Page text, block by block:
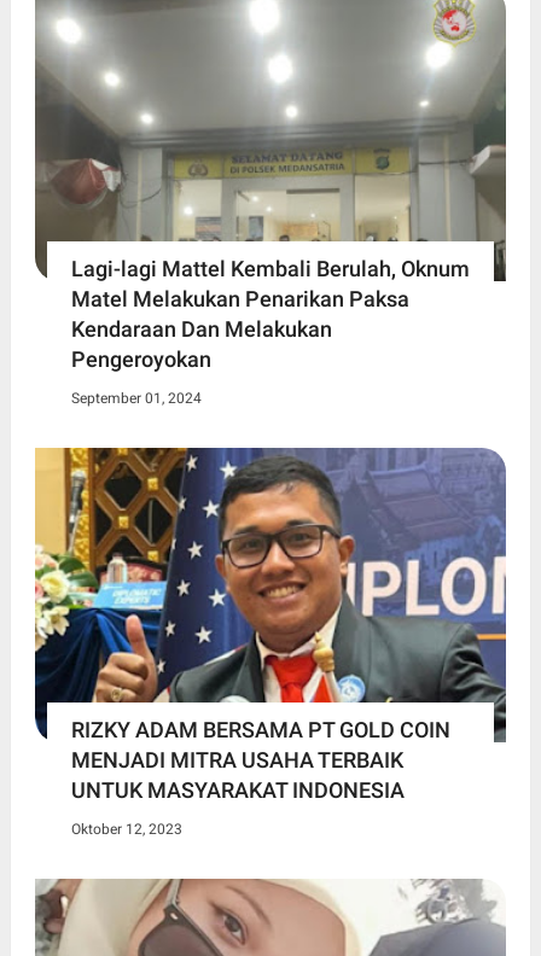
Lagi-lagi Mattel Kembali Berulah, Oknum
Matel Melakukan Penarikan Paksa
Kendaraan Dan Melakukan
Pengeroyokan
September 01, 2024
RIZKY ADAM BERSAMA PT GOLD COIN
MENJADI MITRA USAHA TERBAIK
UNTUK MASYARAKAT INDONESIA
Oktober 12, 2023